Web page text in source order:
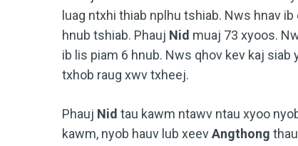
luag ntxhi thiab nplhu tshiab. Nws hnav
hnub tshiab. Phauj Nid muaj 73 xyoos.
ib lis piam 6 hnub. Nws qhov kev kaj
txhob raug xwv txheej.
Phauj Nid tau kawm ntawv ntau xyoo
kawm, nyob hauv lub xeevAngthong